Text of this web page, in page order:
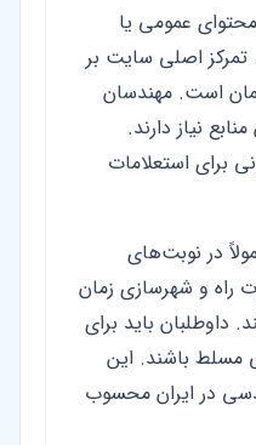
عمومی یا
اصلی سایت بر
است. مهندسان
نیاز دارند.
برای استعلامات
در نوبت‌های
راه و شهرسازی زمان
داوطلبان باید برای
مسلط باشند. این
در ایران محسوب